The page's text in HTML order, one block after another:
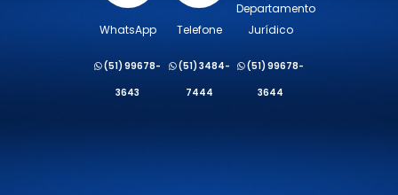
WhatsApp
(51) 99678-
3643
Telefone
(51) 3484-
7444
Departamento
Jurídico
(51) 99678-
3644